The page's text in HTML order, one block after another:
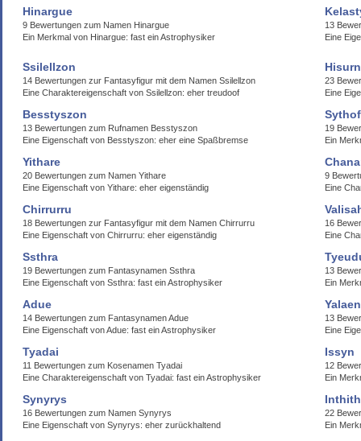
Hinargue
9 Bewertungen zum Namen Hinargue
Ein Merkmal von Hinargue: fast ein Astrophysiker
13
Eine
Ssilellzon
14 Bewertungen zur Fantasyfigur mit dem Namen Ssilellzon
Eine Charaktereigenschaft von Ssilellzon: eher treudoof
Hisurn
23
Eine
Besstyszon
13 Bewertungen zum Rufnamen Besstyszon
Eine Eigenschaft von Besstyszon: eher eine Spaßbremse
19
Ein
Yithare
20 Bewertungen zum Namen Yithare
Eine Eigenschaft von Yithare: eher eigenständig
9
Eine
Chirrurru
18 Bewertungen zur Fantasyfigur mit dem Namen Chirrurru
Eine Eigenschaft von Chirrurru: eher eigenständig
16
Eine
Ssthra
19 Bewertungen zum Fantasynamen Ssthra
Eine Eigenschaft von Ssthra: fast ein Astrophysiker
13
Ein
Adue
14 Bewertungen zum Fantasynamen Adue
Eine Eigenschaft von Adue: fast ein Astrophysiker
13
Eine
Tyadai
11 Bewertungen zum Kosenamen Tyadai
Eine Charaktereigenschaft von Tyadai: fast ein Astrophysiker
Issyn
12
Ein
Synyrys
16 Bewertungen zum Namen Synyrys
Eine Eigenschaft von Synyrys: eher zurückhaltend
22
Ein